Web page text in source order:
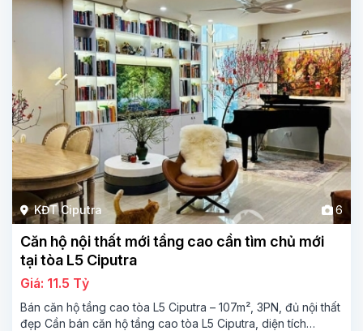
KĐT Ciputra 6
Căn hộ nội thất mới tầng cao cần tìm chủ mới
tại tòa L5 Ciputra
Giá: 11.5 Tỷ
Bán căn hộ tầng cao tòa L5 Ciputra – 107m², 3PN, đủ nội thất
đẹp Cần bán căn hộ tầng cao tòa L5 Ciputra, diện tích